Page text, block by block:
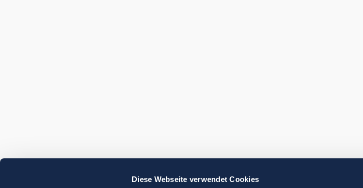
Diese Webseite verwendet Cookies